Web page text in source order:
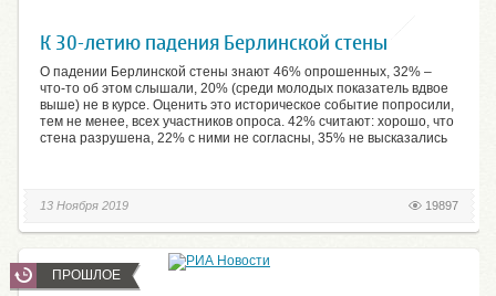
К 30-летию падения Берлинской стены
О падении Берлинской стены знают 46% опрошенных, 32% –
что-то об этом слышали, 20% (среди молодых показатель вдвое
выше) не в курсе. Оценить это историческое событие попросили,
тем не менее, всех участников опроса. 42% считают: хорошо, что
стена разрушена, 22% с ними не согласны, 35% не высказались
19897
13 Ноября 2019
ПРОШЛОЕ